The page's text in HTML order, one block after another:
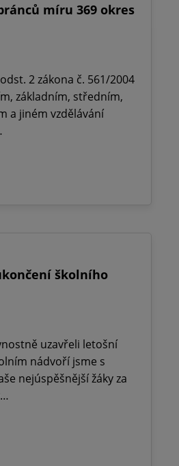
míru 369 okres
2 zákona č. 561/2004
základním, středním,
a jiném vzdělávání
školního
uzavřeli letošní
nádvoří jsme s
nejúspěšnější žáky za